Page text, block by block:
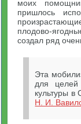
моих
пришлось
плодово-
создал ряд
Эта
для целей
культуры в
Н. И.